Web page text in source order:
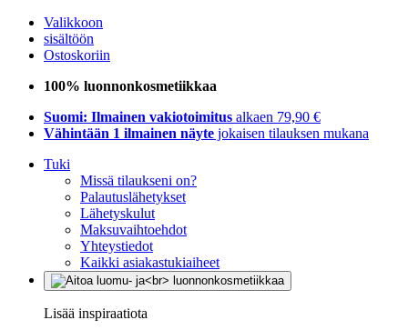
Valikkoon
sisältöön
Ostoskoriin
100% luonnonkosmetiikkaa
Suomi: Ilmainen vakiotoimitus alkaen 79,90 €
Vähintään 1 ilmainen näyte jokaisen tilauksen mukana
Tuki
Missä tilaukseni on?
Palautuslähetykset
Lähetyskulut
Maksuvaihtoehdot
Yhteystiedot
Kaikki asiakastukiaiheet
Lisää inspiraatiota